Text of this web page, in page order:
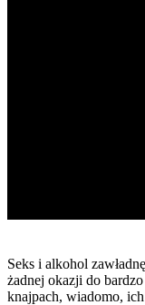
Seks i alkohol
żadnej okazji do
knajpach, wiadomo,